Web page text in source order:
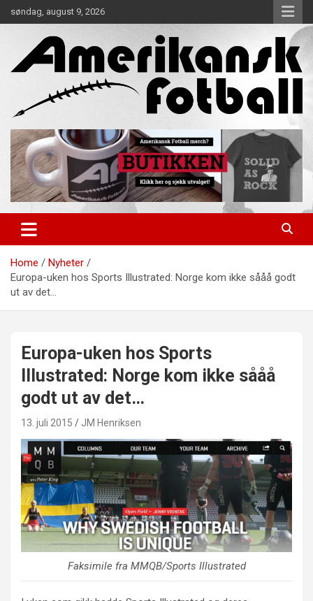
to
søndag, august 9, 2026
Amerikansk Fotball
Home
Nyheter
Europa-uken hos Sports Illustrated: Norge kom ikke sååå godt
ut av det…
Europa-uken hos Sports
Illustrated: Norge kom ikke sååå
godt ut av det…
13. juli 2015 JM Henriksen
Faksimile fra MMQB/Sports Illustrated